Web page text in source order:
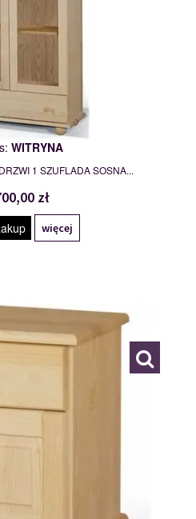
WITRYNA
1 SZUFLADA SOSNA...
zł
więcej